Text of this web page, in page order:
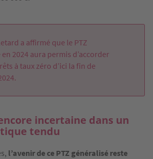
a affirmé que le PTZ
2024 aura permis d’accorder
à taux zéro d’ici la fin de
incertaine dans un
tendu
l’avenir de ce PTZ généralisé reste